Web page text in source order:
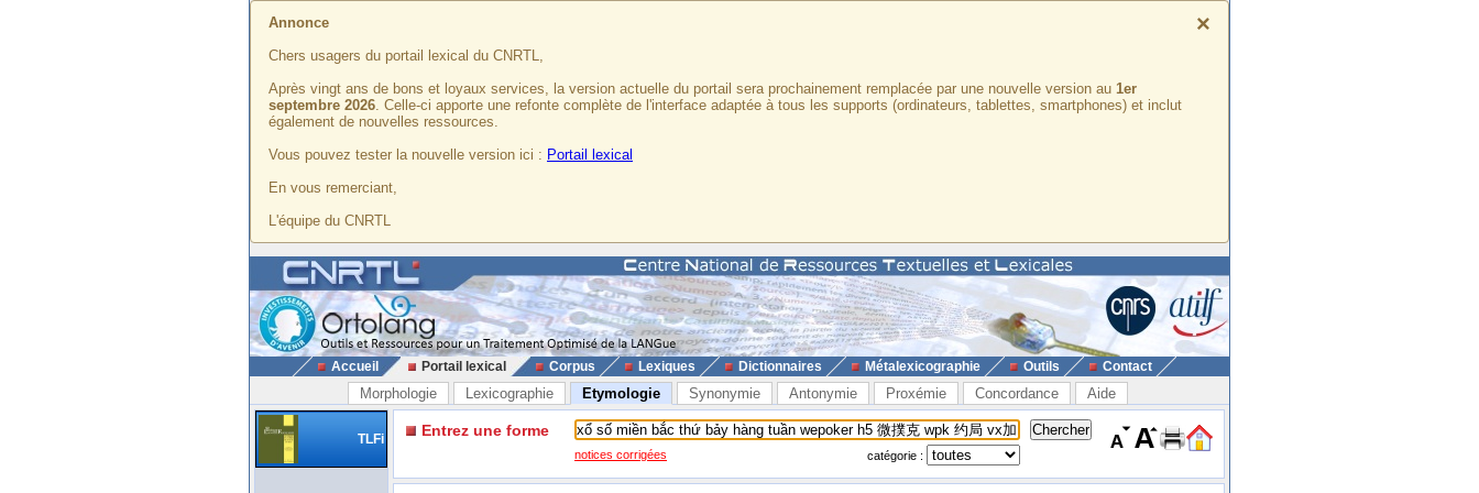
×
Annonce
Chers usagers du portail lexical du CNRTL,
Après vingt ans de bons et loyaux services, la version actuelle du portail sera prochainement remplacée par une nouvelle version au 1er
septembre 2026. Celle-ci apporte une refonte complète de l'interface adaptée à tous les supports (ordinateurs, tablettes, smartphones) et inclut
également de nouvelles ressources.
Vous pouvez tester la nouvelle version ici : Portail lexical
En vous remerciant,
L'équipe du CNRTL
Accueil Portail lexical Corpus Lexiques Dictionnaires Métalexicographie Outils Contact
Morphologie Lexicographie Etymologie Synonymie Antonymie Proxémie Concordance Aide
TLFi Entrez une forme
notices corrigées catégorie :